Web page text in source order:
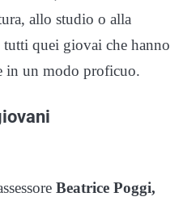
allo studio o alla
quei giovai che hanno
in un modo proficuo.
Beatrice Poggi,